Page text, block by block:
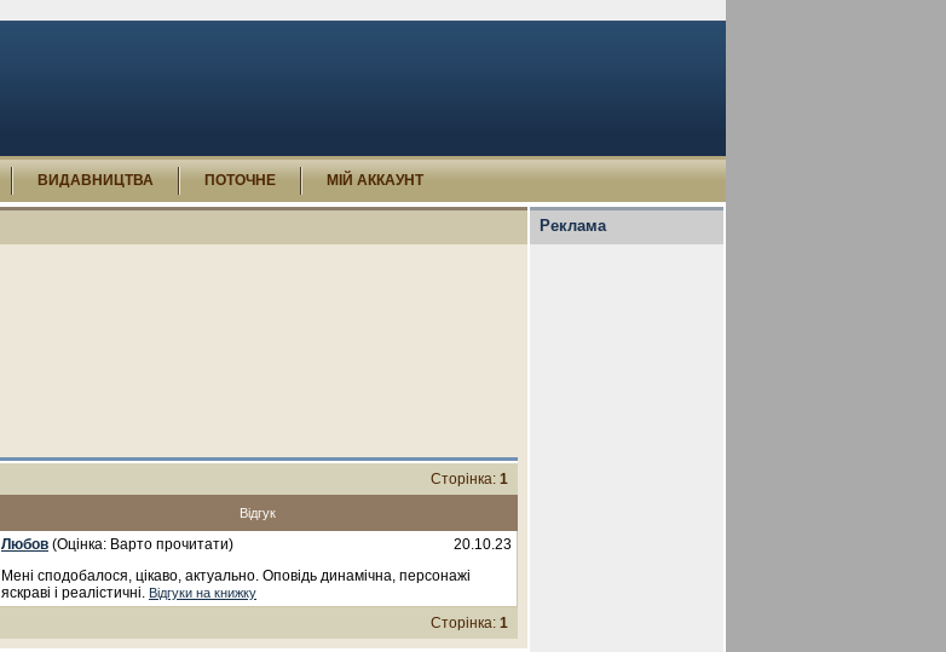
ВИДАВНИЦТВА ПОТОЧНЕ МІЙ АККАУНТ
Сторінка: 1
Відгук
20.10.23
Любов (Оцінка: Варто прочитати)
Мені сподобалося, цікаво, актуально. Оповідь динамічна, персонажі
яскраві і реалістичні. Відгуки на книжку
Сторінка: 1
Реклама